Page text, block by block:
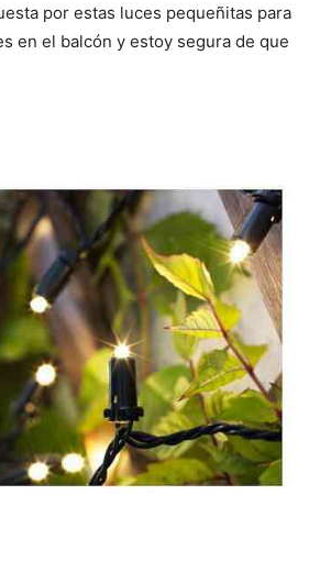
por estas luces pequeñitas para
en el balcón y estoy segura de que